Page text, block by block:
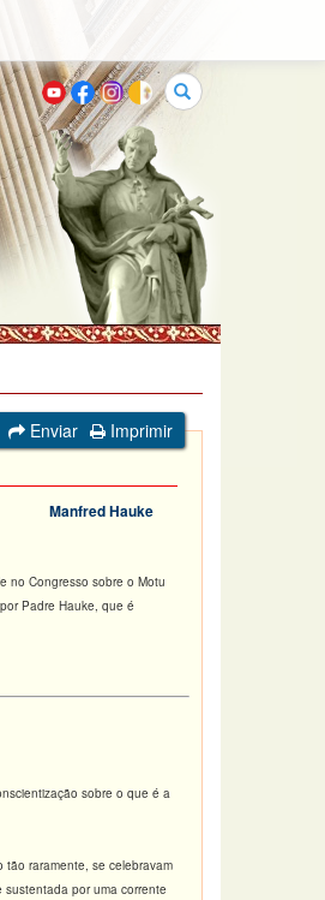
Buscar
Enviar
Imprimir
Manfred Hauke
no Congresso sobre o Motu
Padre Hauke, que é
sobre o que é a
tão raramente, se celebravam
por uma corrente